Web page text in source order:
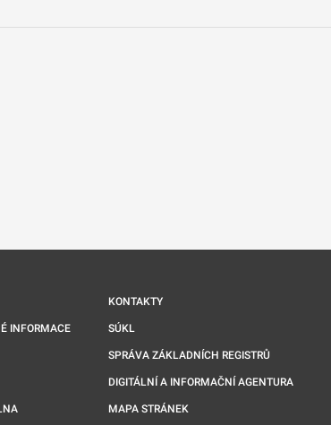
INFORMACE
KONTAKTY
SÚKL
SPRÁVA ZÁKLADNÍCH REGISTRŮ
DIGITÁLNÍ A INFORMAČNÍ AGENTURA
MAPA STRÁNEK